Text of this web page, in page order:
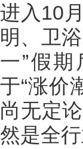
进入10
明、卫
一”假
于“涨价
尚无定
然是全行